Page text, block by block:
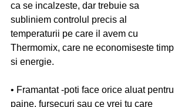
ca se incalzeste, dar trebuie sa
subliniem controlul precis al
temperaturii pe care il avem cu
Thermomix, care ne economiseste timp
si energie.
• Framantat -poti face orice aluat pentru
paine, fursecuri sau ce vrei tu care